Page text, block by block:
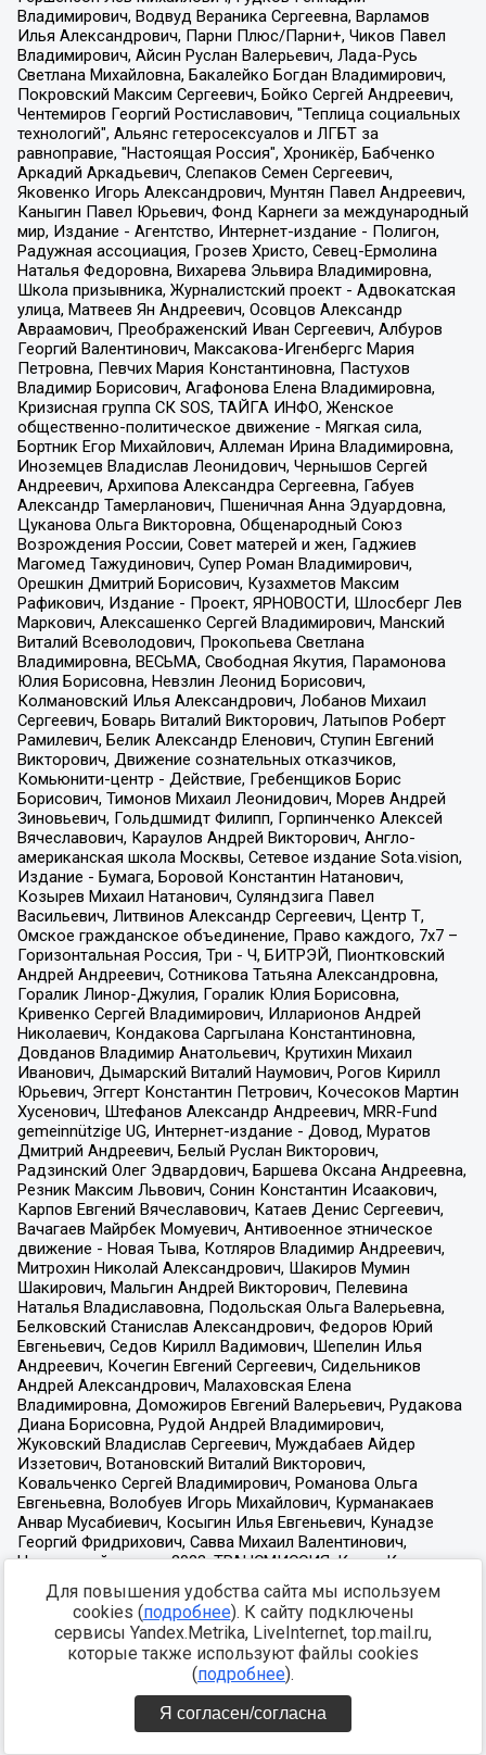
Для повышения удобства сайта мы используем
cookies (подробнее). К сайту подключены
сервисы Yandex.Metrika, LiveInternet, top.mail.ru,
которые также используют файлы cookies
(подробнее).
Я согласен/согласна